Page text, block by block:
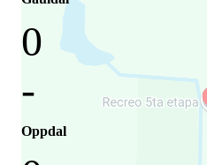
0
-
Oppdal